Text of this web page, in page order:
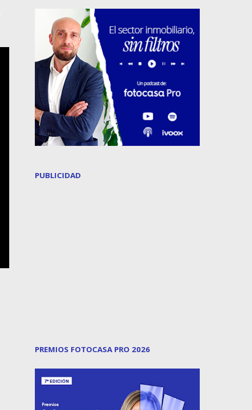
PUBLICIDAD
PREMIOS FOTOCASA PRO 2026